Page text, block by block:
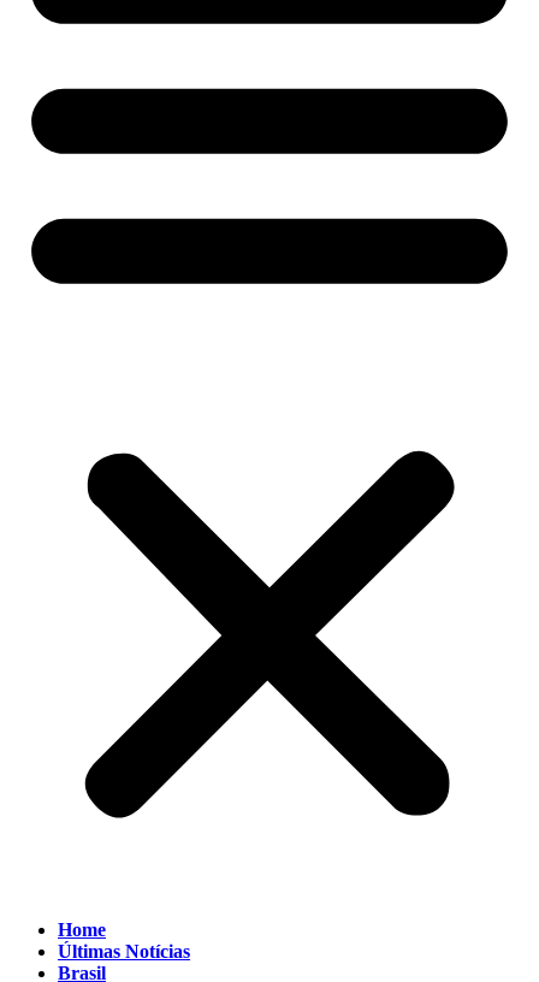
Home
Últimas Notícias
Brasil